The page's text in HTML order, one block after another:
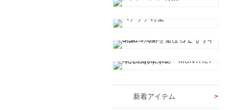
新着アイテム